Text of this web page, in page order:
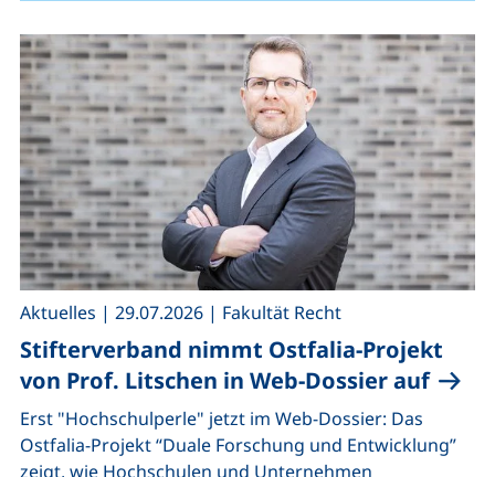
Stifterverband nimmt Ostfalia-Projekt
von Prof. Litschen in Web-Dossier auf
Aktuelles | 29.07.2026 | Fakultät Recht
Erst "Hochschulperle" jetzt im Web-Dossier: Das
Ostfalia-Projekt “Duale Forschung und Entwicklung”
zeigt, wie Hochschulen und Unternehmen